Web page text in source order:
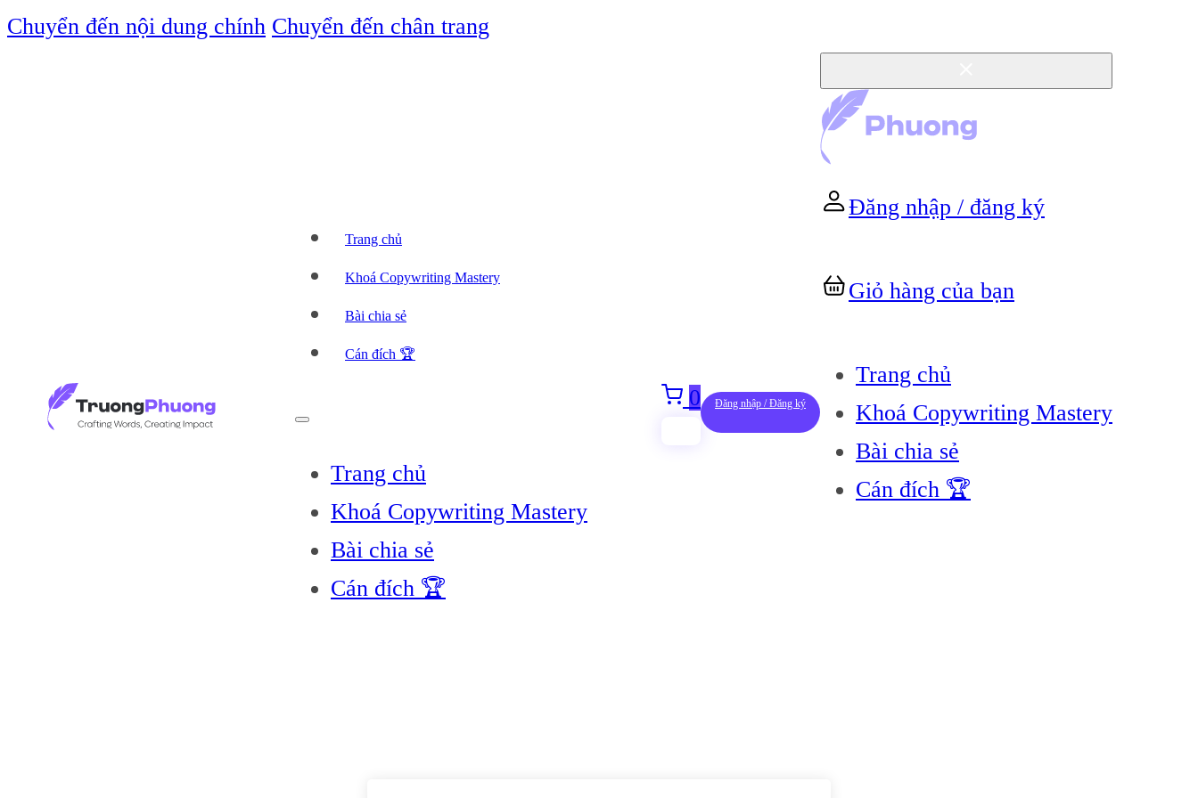
Chuyển đến nội dung chính Chuyển đến chân trang
Trang chủ
Khoá Copywriting Mastery
Bài chia sẻ
Cán đích 🏆
Trang chủ
Khoá Copywriting Mastery
Bài chia sẻ
Cán đích 🏆
0 Đăng nhập / Đăng ký
Đăng nhập / đăng ký
Giỏ hàng của bạn
Trang chủ
Khoá Copywriting Mastery
Bài chia sẻ
Cán đích 🏆